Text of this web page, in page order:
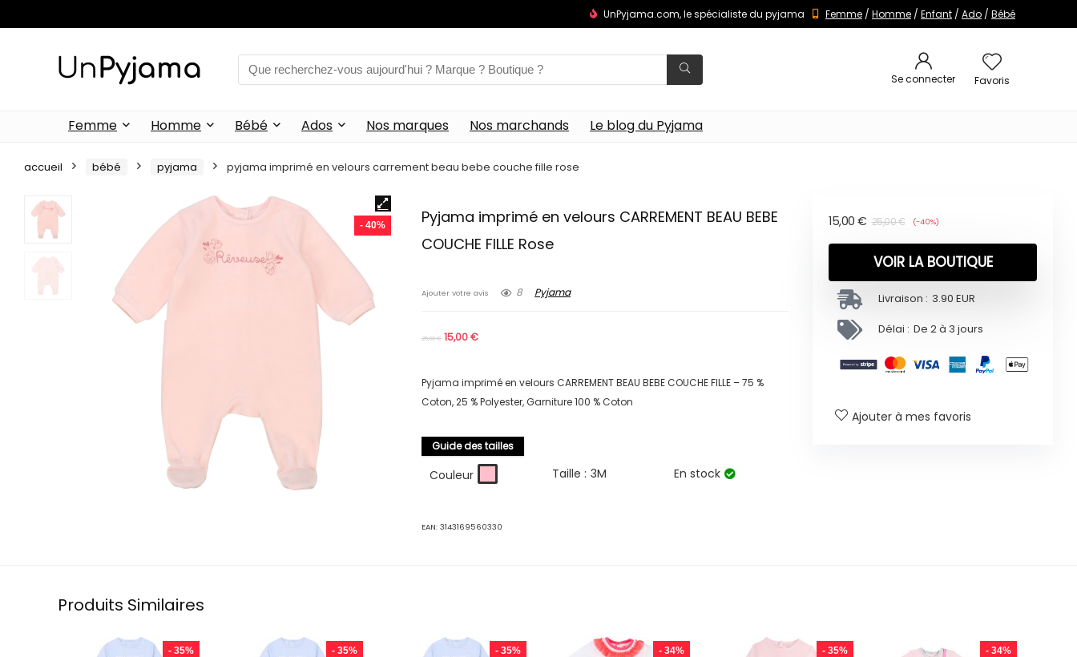
UnPyjama.com, le spécialiste du pyjama Femme / Homme / Enfant / Ado / Bébé
Se connecter Favoris
Femme Homme Bébé Ados Nos marques Nos marchands Le blog du Pyjama
accueil bébé pyjama pyjama imprimé en velours carrement beau bebe couche fille rose
- 40%
Pyjama imprimé en velours CARREMENT BEAU BEBE
COUCHE FILLE Rose
Ajouter votre avis 8 Pyjama
25,00€ 15,00€
Pyjama imprimé en velours CARREMENT BEAU BEBE COUCHE FILLE – 75 %
Coton, 25 % Polyester, Garniture 100 % Coton
Guide des tailles
Couleur Taille : 3M En stock
EAN:3143169560330
25,00€
15,00 € (-40%)
VOIR LA BOUTIQUE
Livraison : 3.90 EUR
Délai : De 2 à 3 jours
Ajouter à mes favoris
Produits Similaires
- 35% - 35% - 35% - 34% - 35% - 34%